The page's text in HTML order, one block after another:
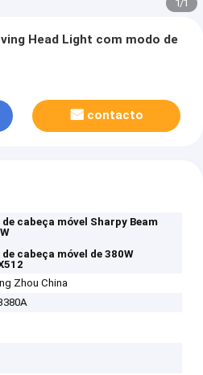
1/1
Head Light com modo de
contacto
de cabeça móvel Sharpy Beam
de cabeça móvel de 380W
Zhou China